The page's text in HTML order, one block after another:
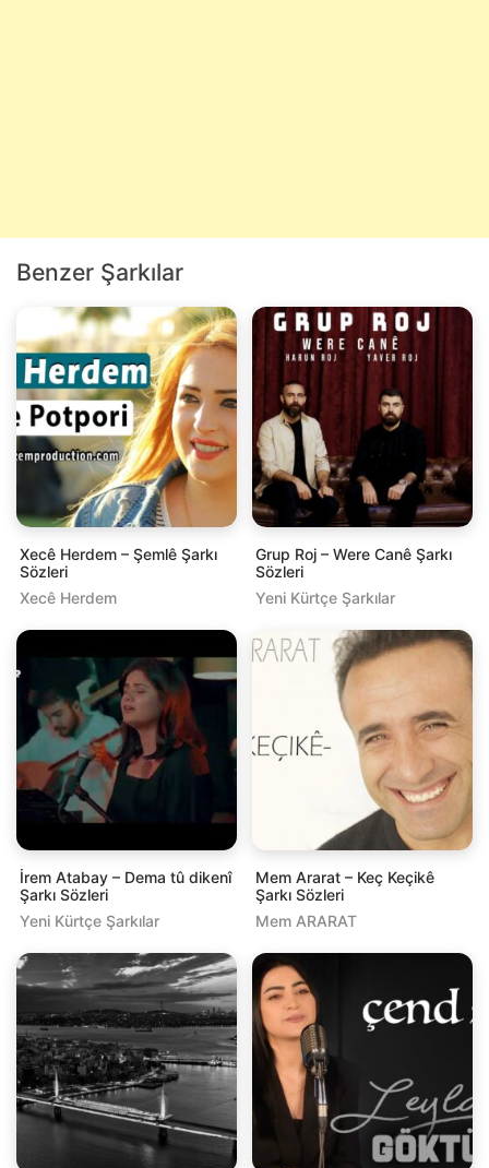
Benzer Şarkılar
Xecê Herdem – Şemlê Şarkı
Sözleri
Xecê Herdem
Grup Roj – Were Canê Şarkı
Sözleri
Yeni Kürtçe Şarkılar
İrem Atabay – Dema tû dikenî
Şarkı Sözleri
Yeni Kürtçe Şarkılar
Mem Ararat – Keç Keçikê
Şarkı Sözleri
Mem ARARAT